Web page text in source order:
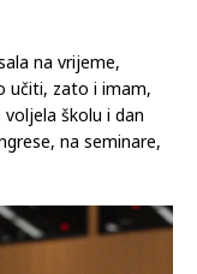
na vrijeme,
učiti, zato i imam,
školu i dan
na seminare,